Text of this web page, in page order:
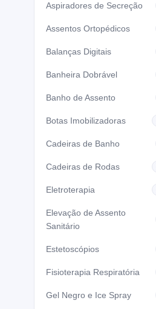
Aspiradores de Secreção
Assentos Ortopédicos
Balanças Digitais
Banheira Dobrável
Banho de Assento
Botas Imobilizadoras
Cadeiras de Banho
Cadeiras de Rodas
Eletroterapia
Elevação de Assento
Sanitário
Estetoscópios
Fisioterapia Respiratória
Gel Negro e Ice Spray